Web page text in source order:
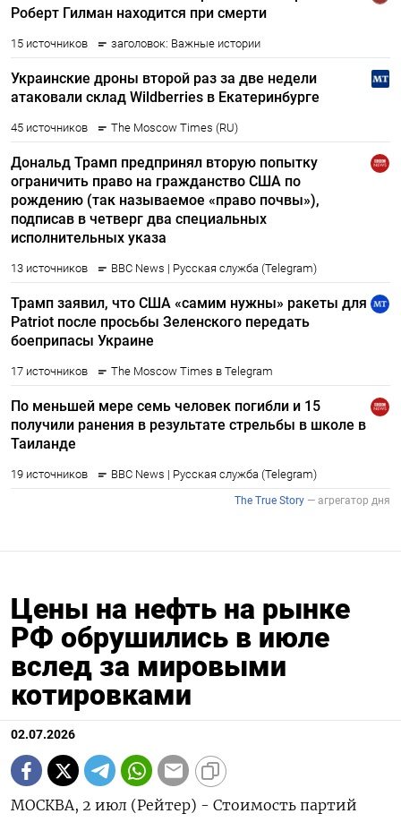
Цены на нефть на рынке
РФ обрушились в июле
вслед за мировыми
котировками
02.07.2026
МОСКВА, 2 июл (Рейтер) - Стоимость партий